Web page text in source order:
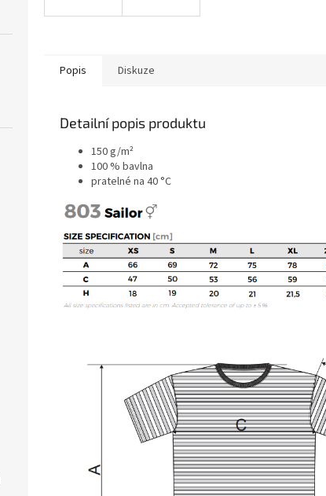
Popis Diskuze
Detailní popis produktu
150 g/m²
100 % bavlna
pratelné na 40 °C